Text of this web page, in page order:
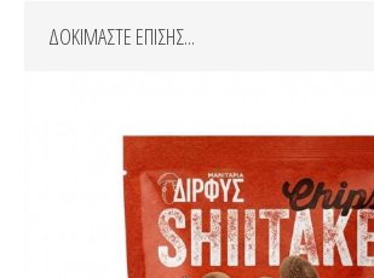
ΔΟΚΙΜΑΣΤΕ ΕΠΙΣΗΣ...